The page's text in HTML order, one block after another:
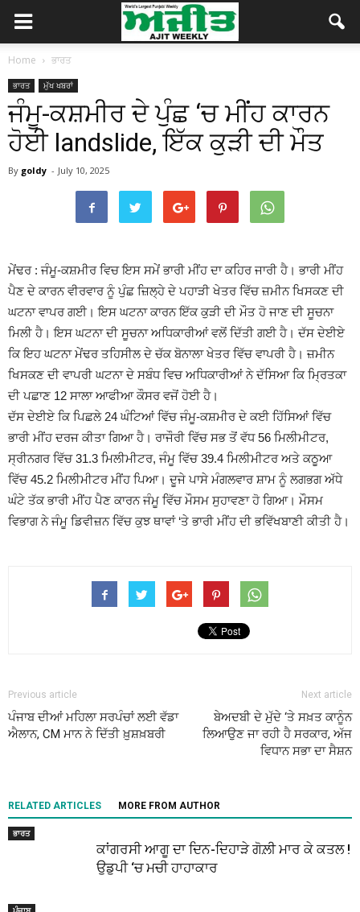
Home ਭਾਰਤ
ਭਾਰਤ ਮੁੱਖ ਖਬਰਾਂ
ਜੰਮੂ-ਕਸ਼ਮੀਰ ਦੇ ਪੁੰਛ ‘ਚ ਮੀਂਹ ਕਾਰਨ
ਹੋਈ landslide, ਇੱਕ ਕੁੜੀ ਦੀ ਮੌਤ
By goldy - July 10, 2025
ਮੇਂਢਰ : ਜੰਮੂ-ਕਸ਼ਮੀਰ ਵਿਚ ਇਸ ਸਮੇਂ ਭਾਰੀ ਮੀਂਹ ਦਾ ਕਹਿਰ ਜਾਰੀ ਹੈ। ਭਾਰੀ ਮੀਂਹ
ਪੈਣ ਦੇ ਕਾਰਨ ਵੀਰਵਾਰ ਨੂੰ ਪੁੰਛ ਜ਼ਿਲ੍ਹੇ ਦੇ ਪਹਾੜੀ ਖੇਤਰ ਵਿੱਚ ਜ਼ਮੀਨ ਖਿਸਕਣ ਦੀ
ਘਟਨਾ ਵਾਪਰ ਗਈ। ਇਸ ਘਟਨਾ ਕਾਰਨ ਇੱਕ ਕੁੜੀ ਦੀ ਮੌਤ ਹੋ ਜਾਣ ਦੀ ਸੂਚਨਾ
ਮਿਲੀ ਹੈ। ਇਸ ਘਟਨਾ ਦੀ ਸੂਚਨਾ ਅਧਿਕਾਰੀਆਂ ਵਲੋਂ ਦਿੱਤੀ ਗਈ ਹੈ। ਦੱਸ ਦੇਈਏ
ਕਿ ਇਹ ਘਟਨਾ ਮੇਂਢਰ ਤਹਿਸੀਲ ਦੇ ਚੱਕ ਬੋਨਾਲਾ ਖੇਤਰ ਵਿੱਚ ਵਾਪਰੀ ਹੈ। ਜ਼ਮੀਨ
ਖਿਸਕਣ ਦੀ ਵਾਪਰੀ ਘਟਨਾ ਦੇ ਸਬੰਧ ਵਿਚ ਅਧਿਕਾਰੀਆਂ ਨੇ ਦੱਸਿਆ ਕਿ ਮ੍ਰਿਤਕਾ
ਦੀ ਪਛਾਣ 12 ਸਾਲਾ ਆਫੀਆ ਕੌਸਰ ਵਜੋਂ ਹੋਈ ਹੈ।
ਦੱਸ ਦੇਈਏ ਕਿ ਪਿਛਲੇ 24 ਘੰਟਿਆਂ ਵਿੱਚ ਜੰਮੂ-ਕਸ਼ਮੀਰ ਦੇ ਕਈ ਹਿੱਸਿਆਂ ਵਿੱਚ
ਭਾਰੀ ਮੀਂਹ ਦਰਜ ਕੀਤਾ ਗਿਆ ਹੈ। ਰਾਜੌਰੀ ਵਿੱਚ ਸਭ ਤੋਂ ਵੱਧ 56 ਮਿਲੀਮੀਟਰ,
ਸ੍ਰੀਨਗਰ ਵਿੱਚ 31.3 ਮਿਲੀਮੀਟਰ, ਜੰਮੂ ਵਿੱਚ 39.4 ਮਿਲੀਮੀਟਰ ਅਤੇ ਕਠੂਆ
ਵਿੱਚ 45.2 ਮਿਲੀਮੀਟਰ ਮੀਂਹ ਪਿਆ। ਦੂਜੇ ਪਾਸੇ ਮੰਗਲਵਾਰ ਸ਼ਾਮ ਨੂੰ ਲਗਭਗ ਅੱਧੇ
ਘੰਟੇ ਤੱਕ ਭਾਰੀ ਮੀਂਹ ਪੈਣ ਕਾਰਨ ਜੰਮੂ ਵਿੱਚ ਮੌਸਮ ਸੁਹਾਵਣਾ ਹੋ ਗਿਆ। ਮੌਸਮ
ਵਿਭਾਗ ਨੇ ਜੰਮੂ ਡਿਵੀਜ਼ਨ ਵਿੱਚ ਕੁਝ ਥਾਵਾਂ ‘ਤੇ ਭਾਰੀ ਮੀਂਹ ਦੀ ਭਵਿੱਖਬਾਣੀ ਕੀਤੀ ਹੈ।
Previous article
ਪੰਜਾਬ ਦੀਆਂ ਮਹਿਲਾ ਸਰਪੰਚਾਂ ਲਈ ਵੱਡਾ
ਐਲਾਨ, CM ਮਾਨ ਨੇ ਦਿੱਤੀ ਖ਼ੁਸ਼ਖ਼ਬਰੀ
Next article
ਬੇਅਦਬੀ ਦੇ ਮੁੱਦੇ ‘ਤੇ ਸਖ਼ਤ ਕਾਨੂੰਨ
ਲਿਆਉਣ ਜਾ ਰਹੀ ਹੈ ਸਰਕਾਰ, ਅੱਜ
ਵਿਧਾਨ ਸਭਾ ਦਾ ਸੈਸ਼ਨ
RELATED ARTICLES MORE FROM AUTHOR
ਭਾਰਤ
ਕਾਂਗਰਸੀ ਆਗੂ ਦਾ ਦਿਨ-ਦਿਹਾੜੇ ਗੋਲ਼ੀ ਮਾਰ ਕੇ ਕਤਲ !
ਉਡੁਪੀ ‘ਚ ਮਚੀ ਹਾਹਾਕਾਰ